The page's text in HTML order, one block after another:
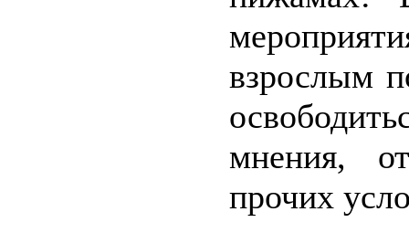
взрослым
мнения,
прочих